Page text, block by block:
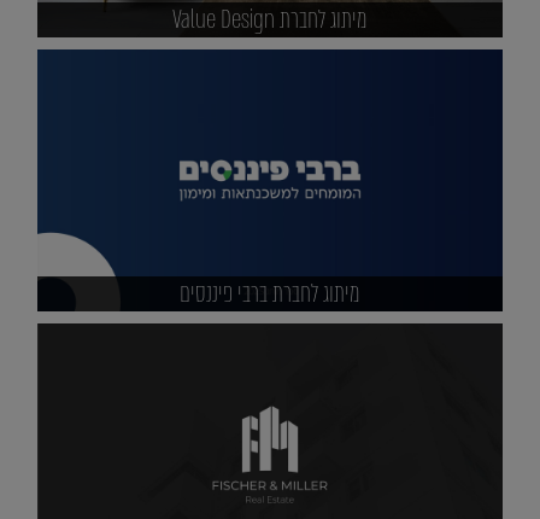
מיתוג לחברת Value Design
מיתוג לחברת ברבי פיננסים